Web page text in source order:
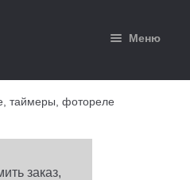
Меню
таймеры, фотореле
заказ,